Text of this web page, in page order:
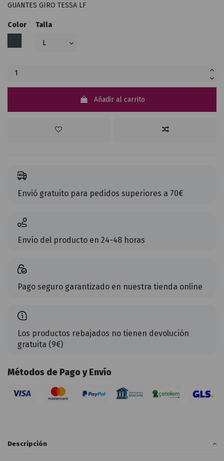
GUANTES GIRO TESSA LF
Color
Talla
Añadir al carrito
Envió gratuito para pedidos superiores a 70€
Envío del producto en 24-48 horas
Pago seguro garantizado en nuestra tienda online
Los productos rebajados no tienen devolución
gratuita (9€)
Métodos de Pago y Envío
Descripción